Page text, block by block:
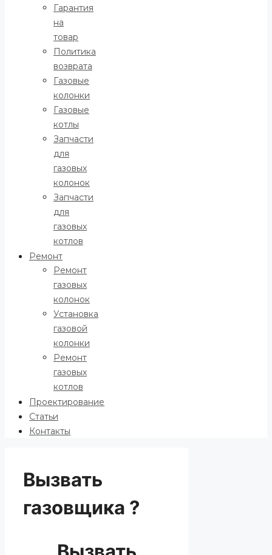
Гарантия
на
товар
Политика
возврата
Газовые
колонки
Газовые
котлы
Запчасти
для
газовых
колонок
Запчасти
для
газовых
котлов
Ремонт
Ремонт
газовых
колонок
Установка
газовой
колонки
Ремонт
газовых
котлов
Проектирование
Статьи
Контакты
Вызвать
газовщика ?